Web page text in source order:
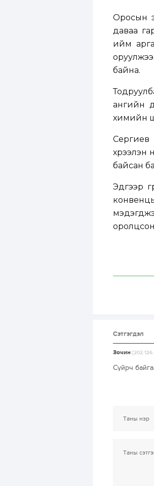
Оросын
даваа
ийм
байна.
ангийн
химийн
байсан
Эдгээр
оролцсон
Сэтгэгдэл
Зочин
Сүйрч